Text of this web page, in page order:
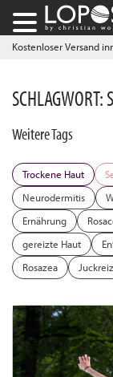
Kostenloser Versand
SCHLAGWORT:
Weitere Tags
Trockene Haut
Neurodermitis
Ernährung
gereizte Haut
Rosazea
Juckreiz